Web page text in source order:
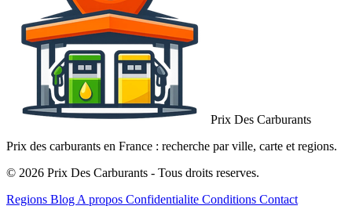
Prix Des Carburants
Prix des carburants en France : recherche par ville, carte et regions.
© 2026 Prix Des Carburants - Tous droits reserves.
Regions Blog A propos Confidentialite Conditions Contact